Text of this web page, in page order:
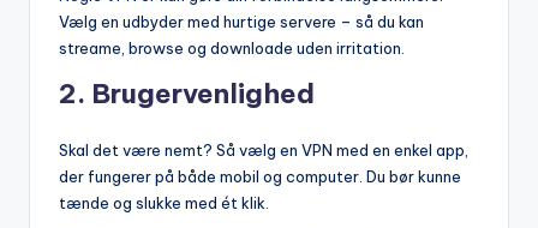
Vælg en udbyder med hurtige servere – så du kan
streame, browse og downloade uden irritation.
2. Brugervenlighed
Skal det være nemt? Så vælg en VPN med en enkel app,
der fungerer på både mobil og computer. Du bør kunne
tænde og slukke med ét klik.